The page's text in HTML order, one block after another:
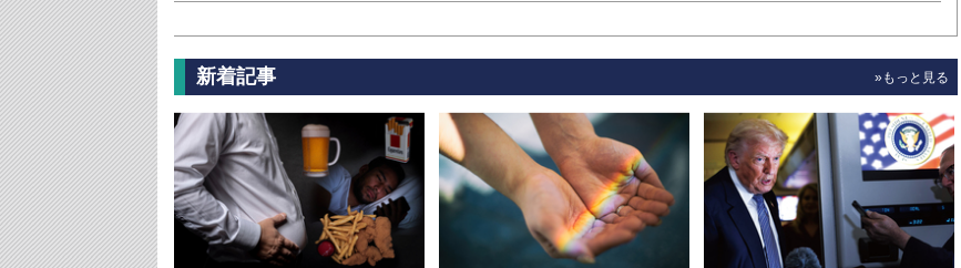
新着記事 »もっと見る